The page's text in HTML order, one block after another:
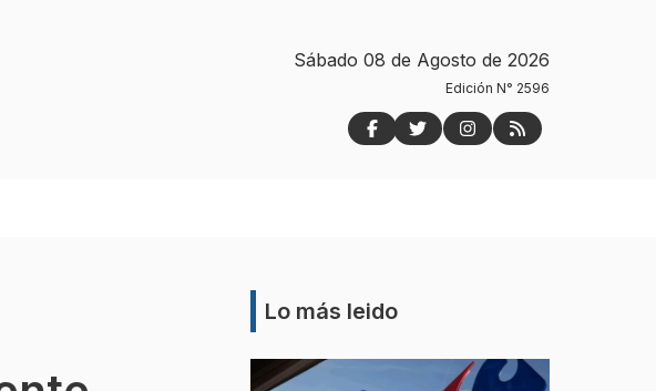
Sábado 08 de Agosto de 2026
Edición N° 2596
Lo más leido